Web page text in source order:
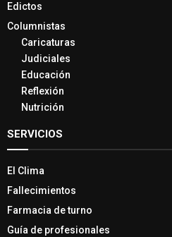
Edictos
Columnistas
Caricaturas
Judiciales
Educación
Reflexión
Nutrición
SERVICIOS
El Clima
Fallecimientos
Farmacia de turno
Guía de profesionales